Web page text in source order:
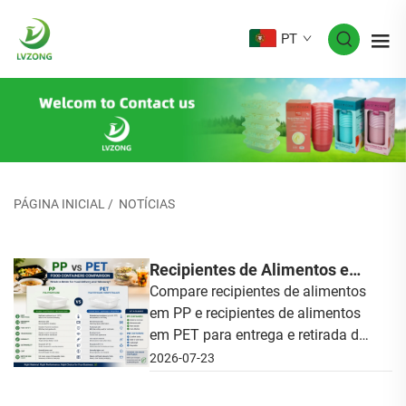
PT
PÁGINA INICIAL/ NOTÍCIAS
Recipientes de Alimentos em
PP vs. PET: Qual É Melhor
para Entrega e Retirada de
Alimentos?
Compare recipientes de alimentos
em PP e recipientes de alimentos
em PET para entrega e retirada de
alimentos. Saiba mais sobre
2026-07-23